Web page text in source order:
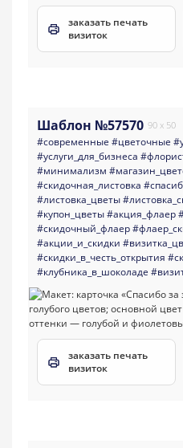
заказать печать
визиток
Шаблон №57570 90 x 50
#современные #цветочные
#услуги_для_бизнеса
#минимализм
#скидочная_листовка
#листовка_цветы
#купон_цветы#акция_флаер
#скидочный_флаер
#акции_и_скидки
#скидки_в_честь_открытия
#клубника_в_шоколаде
заказать печать
визиток